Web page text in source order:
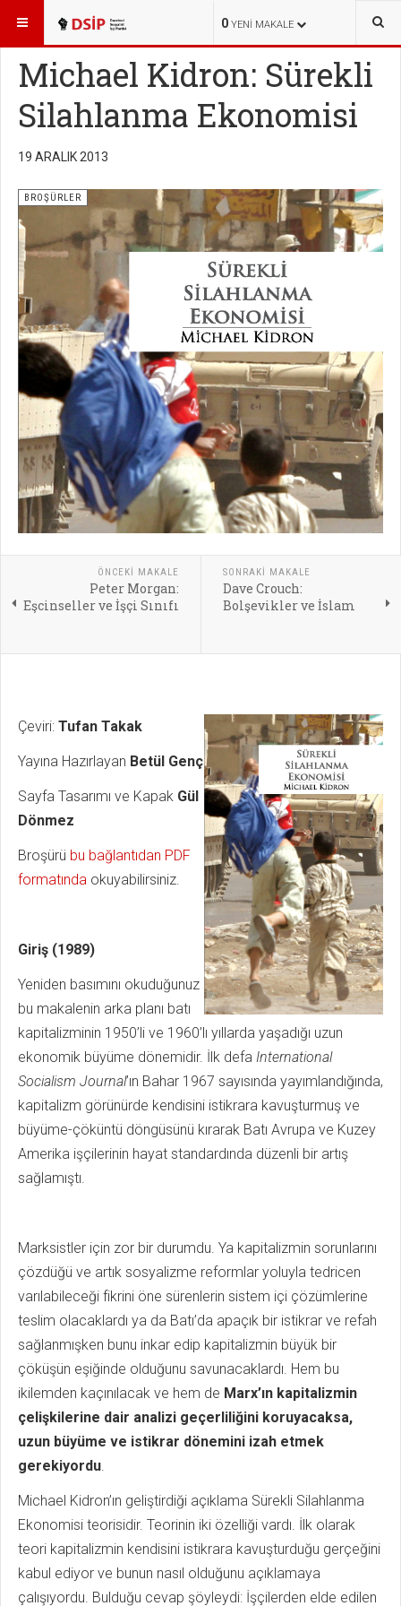
0 YENI MAKALE
BURADASINIZ: KÜTÜPHANE BROŞÜRLER
Michael Kidron: Sürekli
Silahlanma Ekonomisi
19 ARALIK 2013
BROŞÜRLER
ÖNCEKI MAKALE
Peter Morgan:
Eşcinseller ve İşçi Sınıfı
SONRAKI MAKALE
Dave Crouch:
Bolşevikler ve İslam
Çeviri: Tufan Takak
Yayına Hazırlayan Betül Genç
Sayfa Tasarımı ve Kapak Gül
Dönmez
Broşürü bu bağlantıdan PDF
formatında okuyabilirsiniz.
Giriş (1989)
Yeniden basımını okuduğunuz
bu makalenin arka planı batı
kapitalizminin 1950’li ve 1960’lı yıllarda yaşadığı uzun
ekonomik büyüme dönemidir. İlk defa International
Socialism Journal’ın Bahar 1967 sayısında yayımlandığında,
kapitalizm görünürde kendisini istikrara kavuşturmuş ve
büyüme-çöküntü döngüsünü kırarak Batı Avrupa ve Kuzey
Amerika işçilerinin hayat standardında düzenli bir artış
sağlamıştı.
Marksistler için zor bir durumdu. Ya kapitalizmin sorunlarını
çözdüğü ve artık sosyalizme reformlar yoluyla tedricen
varılabileceği fikrini öne sürenlerin sistem içi çözümlerine
teslim olacaklardı ya da Batı’da apaçık bir istikrar ve refah
sağlanmışken bunu inkar edip kapitalizmin büyük bir
çöküşün eşiğinde olduğunu savunacaklardı. Hem bu
ikilemden kaçınılacak ve hem de Marx’ın kapitalizmin
çelişkilerine dair analizi geçerliliğini koruyacaksa,
uzun büyüme ve istikrar dönemini izah etmek
gerekiyordu.
Michael Kidron’ın geliştirdiği açıklama Sürekli Silahlanma
Ekonomisi teorisidir. Teorinin iki özelliği vardı. İlk olarak
teori kapitalizmin kendisini istikrara kavuşturduğu gerçeğini
kabul ediyor ve bunun nasıl olduğunu açıklamaya
çalışıyordu. Bulduğu cevap şöyleydi: İşçilerden elde edilen